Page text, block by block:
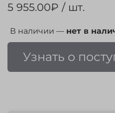
5 955.00₽ / шт.
В наличии — нет в
Узнать о